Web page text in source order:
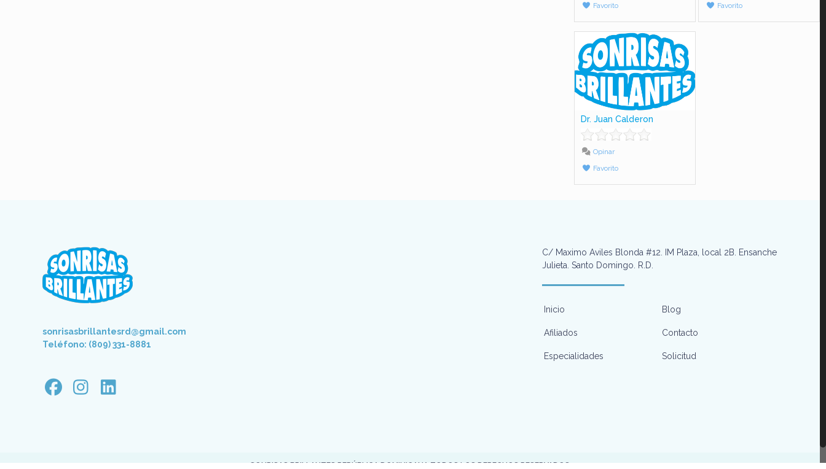
Favorito
Favorito
Dr. Juan Calderon
Opinar
Favorito
sonrisasbrillantesrd@gmail.com
Teléfono: (809) 331-8881
C/ Maximo Aviles Blonda #12. IM Plaza, local 2B. Ensanche
Julieta. Santo Domingo. R.D.
Inicio Blog
Afiliados Contacto
Especialidades Solicitud
SONRISAS BRILLANTES REPÚBLICA DOMINICANA TODOS LOS DERECHOS RESERVADOS